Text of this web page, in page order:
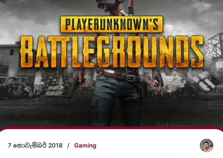
7 නොවැම්බර් 2018 / Gaming